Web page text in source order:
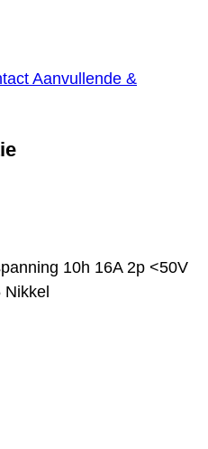
Aanvullende &
10h 16A 2p <50V